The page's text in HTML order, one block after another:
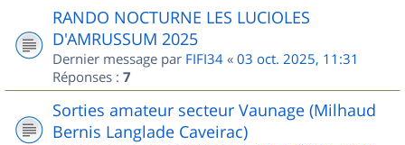
RANDO NOCTURNE LES LUCIOLES
D'AMRUSSUM 2025
Dernier message par FIFI34 « 03 oct. 2025, 11:31
Réponses : 7
Sorties amateur secteur Vaunage (Milhaud
Bernis Langlade Caveirac)